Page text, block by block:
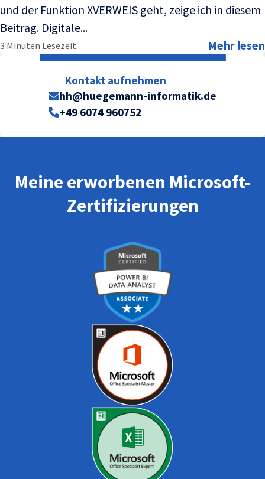
und der Funktion XVERWEIS geht, zeige ich in diesem
Beitrag. Digitale...
3 Minuten Lesezeit Mehr lesen
Kontakt aufnehmen
hh@huegemann-informatik.de
+49 6074 960752
Meine erworbenen Microsoft-
Zertifizierungen